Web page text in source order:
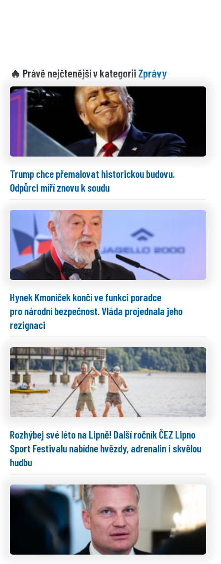
🔥 Právě nejčtenější v kategorii Zprávy
Trump chce přemalovat historickou budovu.
Odpůrci míří znovu k soudu
Hynek Kmoníček končí ve funkci poradce
pro národní bezpečnost. Vláda projednala jeho
rezignaci
Rozhýbej své léto na Lipně! Další ročník ČEZ Lipno
Sport Festivalu nabídne hvězdy, adrenalin i skvělou
hudbu